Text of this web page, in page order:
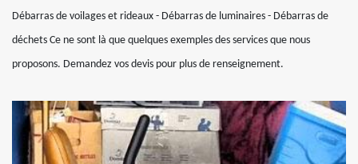
Débarras de voilages et rideaux - Débarras de luminaires - Débarras de
déchets Ce ne sont là que quelques exemples des services que nous
proposons. Demandez vos devis pour plus de renseignement.